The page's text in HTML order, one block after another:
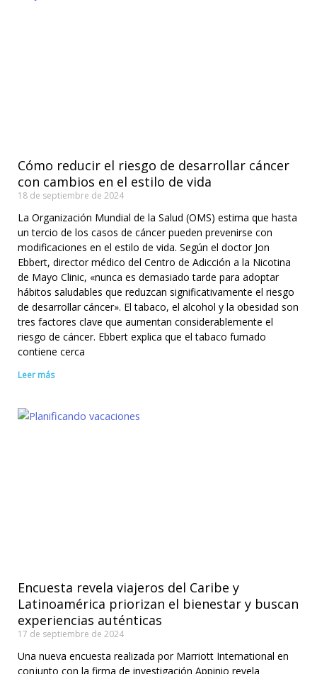
Cómo reducir el riesgo de desarrollar cáncer
con cambios en el estilo de vida
18 de septiembre de 2024
La Organización Mundial de la Salud (OMS) estima que hasta
un tercio de los casos de cáncer pueden prevenirse con
modificaciones en el estilo de vida. Según el doctor Jon
Ebbert, director médico del Centro de Adicción a la Nicotina
de Mayo Clinic, «nunca es demasiado tarde para adoptar
hábitos saludables que reduzcan significativamente el riesgo
de desarrollar cáncer». El tabaco, el alcohol y la obesidad son
tres factores clave que aumentan considerablemente el
riesgo de cáncer. Ebbert explica que el tabaco fumado
contiene cerca
Leer más
Encuesta revela viajeros del Caribe y
Latinoamérica priorizan el bienestar y buscan
experiencias auténticas
17 de septiembre de 2024
Una nueva encuesta realizada por Marriott International en
conjunto con la firma de investigación Appinio revela